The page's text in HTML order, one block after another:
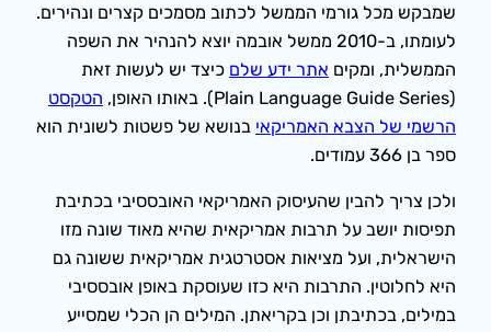
שמבקש מכל גורמי הממשל לכתוב מסמכים קצרים ונהירים.
לעומתו, ב-2010 ממשל אובמה יוצא להנהיר את השפה
הממשלית, ומקים אתר ידע שלם כיצד יש לעשות זאת
(Plain Language Guide Series). באותו האופן,
הטקסט
הרשמי של הצבא האמריקאי בנושא של פשטות לשונית הוא
ספר בן 366 עמודים.
ולכן צריך להבין שהעיסוק האמריקאי האובססיבי בכתיבת
תפיסות יושב על תרבות אמריקאית שהיא מאוד שונה מזו
הישראלית, ועל מציאות אסטרטגית אמריקאית ששונה גם
היא לחלוטין. התרבות היא כזו שעוסקת באופן אובססיבי
במילים, בכתיבתן וכן בקריאתן. המילים הן הכלי שמסייע